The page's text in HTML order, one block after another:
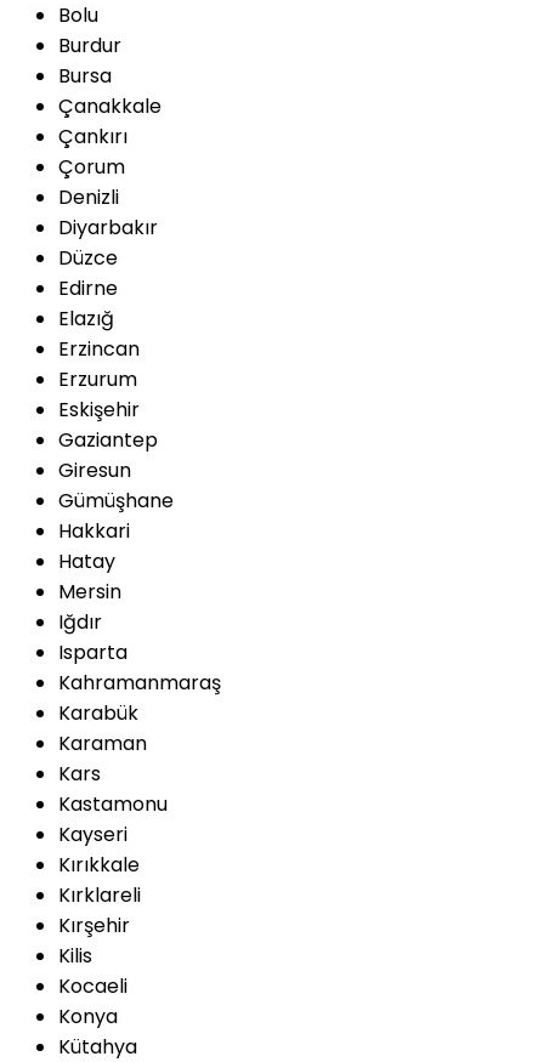
Bolu
Burdur
Bursa
Çanakkale
Çankırı
Çorum
Denizli
Diyarbakır
Düzce
Edirne
Elazığ
Erzincan
Erzurum
Eskişehir
Gaziantep
Giresun
Gümüşhane
Hakkari
Hatay
Mersin
Iğdır
Isparta
Kahramanmaraş
Karabük
Karaman
Kars
Kastamonu
Kayseri
Kırıkkale
Kırklareli
Kırşehir
Kilis
Kocaeli
Konya
Kütahya